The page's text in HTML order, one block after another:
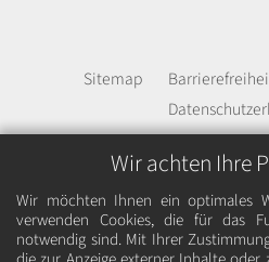
Wir achten Ihre
Wir möchten Ihnen ein optimales
verwenden Cookies, die für das
notwendig sind. Mit Ihrer
Sitemap